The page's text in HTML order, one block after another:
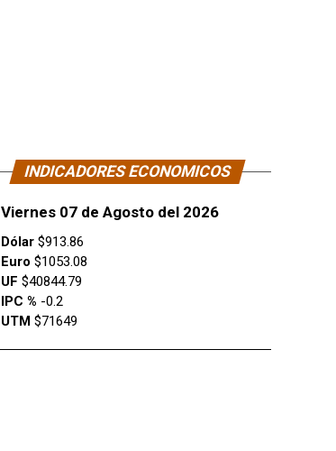
INDICADORES ECONOMICOS
Viernes 07 de Agosto del 2026
Dólar $913.86
Euro $1053.08
UF $40844.79
IPC % -0.2
UTM $71649